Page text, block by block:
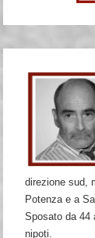
direzione sud,
Potenza e a
Sposato da 44
nipoti.